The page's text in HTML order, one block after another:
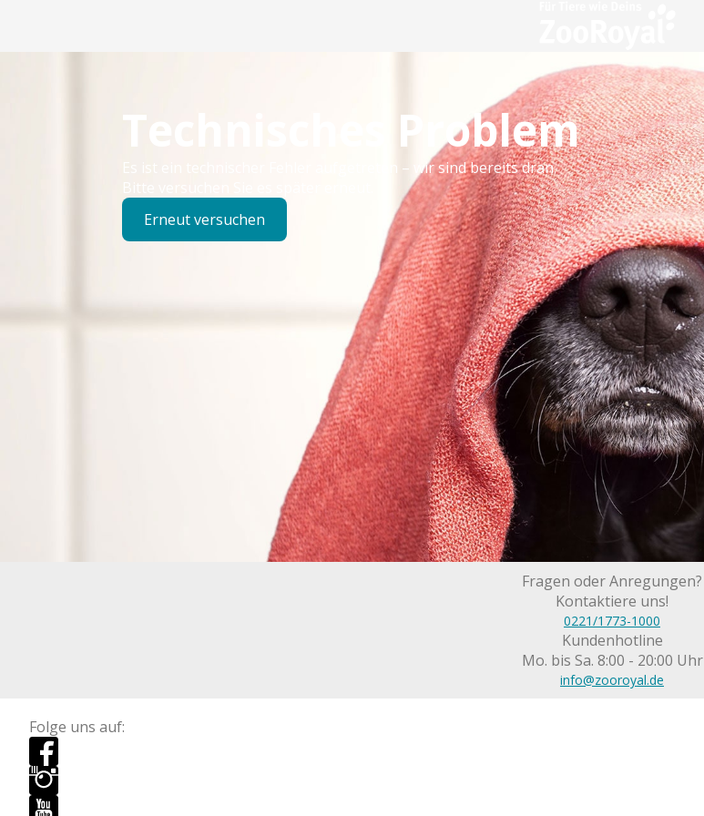
Technisches Problem
Es ist ein technischer Fehler aufgetreten – wir sind bereits dran.
Bitte versuchen Sie es später erneut.
Erneut versuchen
Fragen oder Anregungen?
Kontaktiere uns!
0221/1773-1000
Kundenhotline
Mo. bis Sa. 8:00 - 20:00 Uhr
info@zooroyal.de
Folge uns auf: